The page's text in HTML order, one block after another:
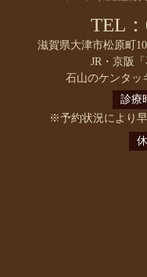
TEL
滋賀県大津市松原町
JR・京阪
石山のケンタッ
診療
※予約状況により